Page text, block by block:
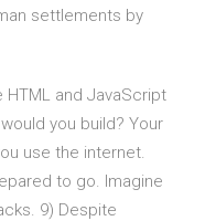
settlements by
and JavaScript
you build? Your
use the internet.
to go. Imagine
9) Despite